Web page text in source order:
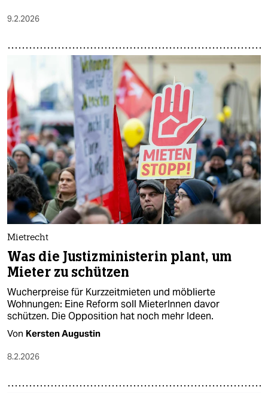
9.2.2026
Mietrecht
Was die Justizministerin plant, um
Mieter zu schützen
Wucherpreise für Kurzzeitmieten und möblierte
Wohnungen: Eine Reform soll MieterInnen davor
schützen. Die Opposition hat noch mehr Ideen.
Von Kersten Augustin
8.2.2026